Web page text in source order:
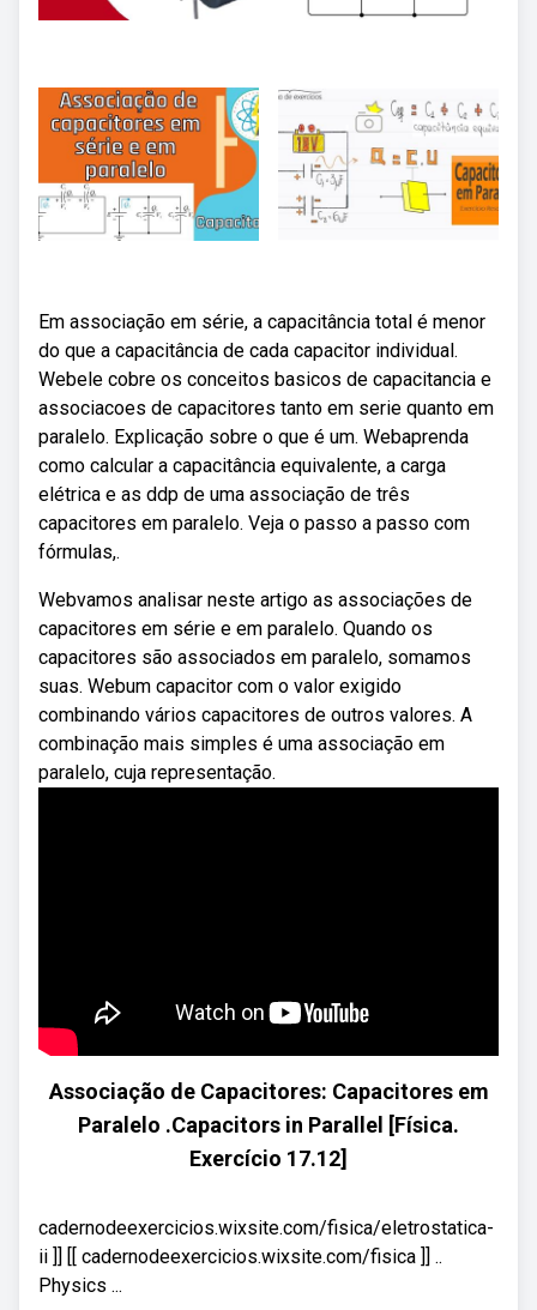
Em associação em série, a capacitância total é menor
do que a capacitância de cada capacitor individual.
Webele cobre os conceitos basicos de capacitancia e
associacoes de capacitores tanto em serie quanto em
paralelo. Explicação sobre o que é um. Webaprenda
como calcular a capacitância equivalente, a carga
elétrica e as ddp de uma associação de três
capacitores em paralelo. Veja o passo a passo com
fórmulas,.
Webvamos analisar neste artigo as associações de
capacitores em série e em paralelo. Quando os
capacitores são associados em paralelo, somamos
suas. Webum capacitor com o valor exigido
combinando vários capacitores de outros valores. A
combinação mais simples é uma associação em
paralelo, cuja representação.
Associação de Capacitores: Capacitores em
Paralelo .Capacitors in Parallel [Física.
Exercício 17.12]
cadernodeexercicios.wixsite.com/fisica/eletrostatica-
ii ]] [[ cadernodeexercicios.wixsite.com/fisica ]] ..
Physics ...